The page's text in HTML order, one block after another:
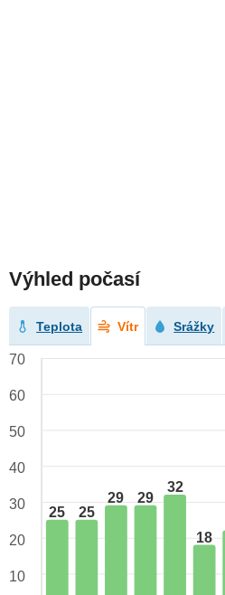
Výhled počasí
Teplota Vítr Srážky
25 25
29 29
32
18
70
60
50
40
30
20
10